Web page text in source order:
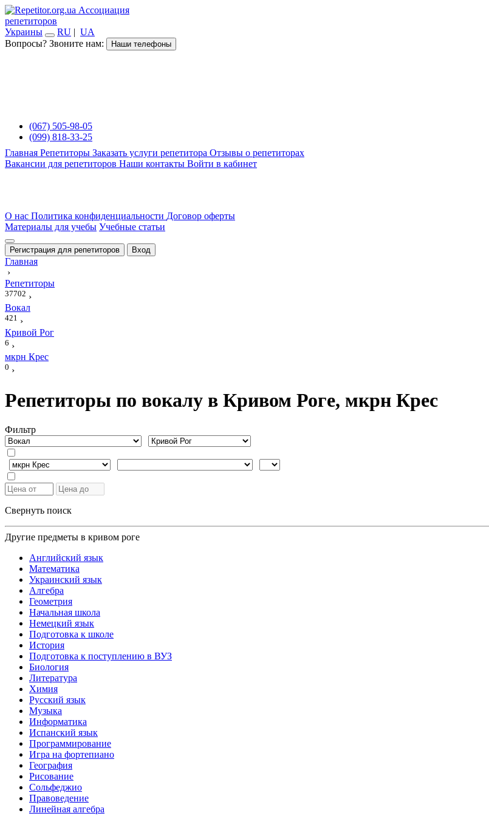
Ассоциация
репетиторов
Украины
RU | UA
Вопросы? Звоните нам:
Наши телефоны
(067) 505-98-05
(099) 818-33-25
Главная Репетиторы Заказать услуги репетитора Отзывы о репетиторах
Вакансии для репетиторов Наши контакты Войти в кабинет
О нас Политика конфиденциальности Договор оферты
Материалы для учебы Учебные статьи
Регистрация для репетиторов Вход
Главная
›
Репетиторы
37702 ›
Вокал
421 ›
Кривой Рог
6 ›
мкрн Крес
0 ›
Репетиторы по вокалу в Кривом Роге, мкрн Крес
Фильтр
Свернуть поиск
Другие предметы в кривом роге
Английский язык
Математика
Украинский язык
Алгебра
Геометрия
Начальная школа
Немецкий язык
Подготовка к школе
История
Подготовка к поступлению в ВУЗ
Биология
Литература
Химия
Русский язык
Музыка
Информатика
Испанский язык
Программирование
Игра на фортепиано
География
Рисование
Сольфеджио
Правоведение
Линейная алгебра